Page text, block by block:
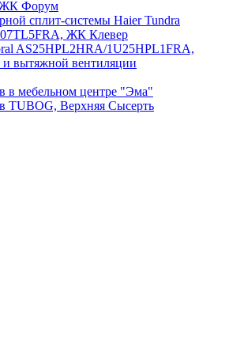
ЖК Форум
сплит-системы Haier Tundra
ЖК Клевер
AS25HPL2HRA/1U25HPL1FRA,
вытяжной вентиляции
в мебельном центре "Эма"
TUBOG, Верхняя Сысерть